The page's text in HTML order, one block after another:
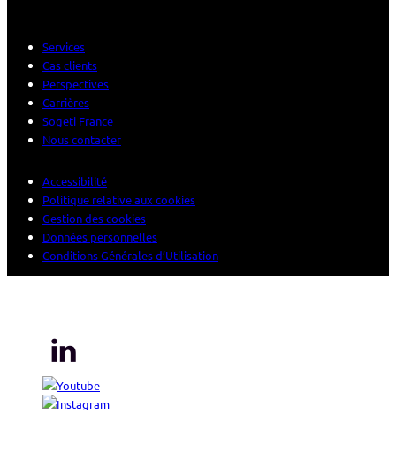
Services
Cas clients
Perspectives
Carrières
Sogeti France
Nous contacter
Accessibilité
Politique relative aux cookies
Gestion des cookies
Données personnelles
Conditions Générales d’Utilisation